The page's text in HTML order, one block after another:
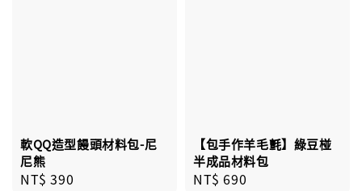
軟QQ造型饅頭材料包-尼
尼熊
Regular
NT$ 390
【包手作羊毛氈】綠豆椪
半成品材料包
Regular
NT$ 690